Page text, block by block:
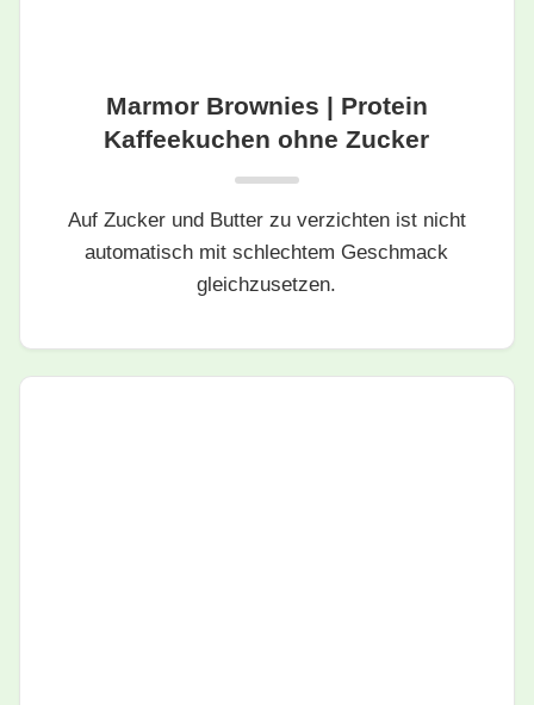
Marmor Brownies | Protein
Kaffeekuchen ohne Zucker
Auf Zucker und Butter zu verzichten ist nicht
automatisch mit schlechtem Geschmack
gleichzusetzen.